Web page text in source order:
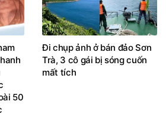
50
Đi chụp ảnh ở bán đảo Sơn
Trà, 3 cô gái bị sóng cuốn
mất tích